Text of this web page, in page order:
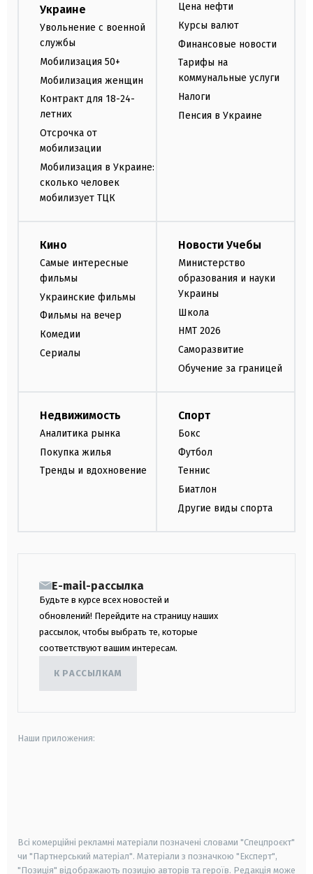
Украине
Увольнение с военной
службы
Мобилизация 50+
Мобилизация женщин
Контракт для 18-24-
летних
Отсрочка от
мобилизации
Мобилизация в Украине:
сколько человек
мобилизует ТЦК
Цена нефти
Курсы валют
Финансовые новости
Тарифы на
коммунальные услуги
Налоги
Пенсия в Украине
Кино
Самые интересные
фильмы
Украинские фильмы
Фильмы на вечер
Комедии
Сериалы
Новости Учебы
Министерство
образования и науки
Украины
Школа
НМТ 2026
Саморазвитие
Обучение за границей
Недвижимость
Аналитика рынка
Покупка жилья
Тренды и вдохновение
Спорт
Бокс
Футбол
Теннис
Биатлон
Другие виды спорта
E-mail-рассылка
Будьте в курсе всех новостей и
обновлений! Перейдите на страницу наших
рассылок, чтобы выбрать те, которые
соответствуют вашим интересам.
К РАССЫЛКАМ
Наши приложения:
Всі комерційні рекламні матеріали позначені словами "Спецпроєкт"
чи "Партнерський матеріал". Матеріали з позначкою "Експерт",
"Позиція" відображають позицію авторів та героїв. Редакція може